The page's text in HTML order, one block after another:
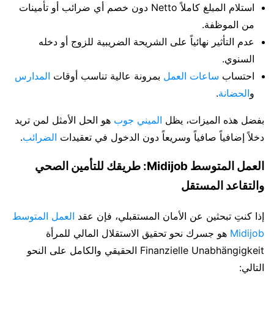
استلام المبلغ كاملاً Netto دون خصم أي ضرائب أو تأمينات
من الموظفة.
عدم التأثير نهائياً على الشريحة الضريبية للزوج أو دخله
السنوي.
احتساب ساعات العمل بمرونة عالية تناسب أوقات المدارس
والحضانة.
بفضل هذه الميزات، يظل الميني جوب هو الحل الأمثل لمن تريد
دخلاً إضافياً صافياً وسريعاً دون الدخول في تعقيدات الضرائب.
العمل المتوسط Midijob: طريقك للتأمين الصحي
والتقاعد المستقل
إذا كنتِ تبحثين عن الأمان المستقبلي، فإن عقد العمل المتوسط
Midijob هو جسرك نحو تحقيق الاستقلال المالي للمرأة
Finanzielle Unabhängigkeit الحقيقي والكامل على النحو
التالي: